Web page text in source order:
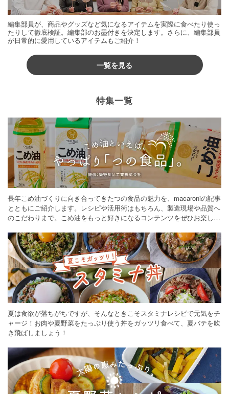
編集部員が、商品やグッズなど気になるアイテムを実際に食べたり使っ
たりして徹底検証。編集部のお墨付きを決定します。さらに、編集部員
が日常的に愛用しているアイテムもご紹介！
一覧を見る
特集一覧
長年こめ油づくりに向き合ってきたつの食品の魅力を、macaroniの記事
とともにご紹介します。レシピや活用術はもちろん、製造現場や品質へ
のこだわりまで。こめ油をもっと好きになるコンテンツをぜひお楽しみ
夏は食欲が落ちがちですが、そんなときこそスタミナレシピで元気をチ
ャージ！お肉や夏野菜をたっぷり使う丼をガッツリ食べて、夏バテを吹
き飛ばしましょう！